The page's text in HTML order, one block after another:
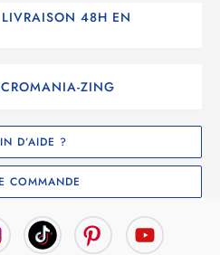
LIVRAISON 48H EN
ZING
D’AIDE ?
COMMANDE